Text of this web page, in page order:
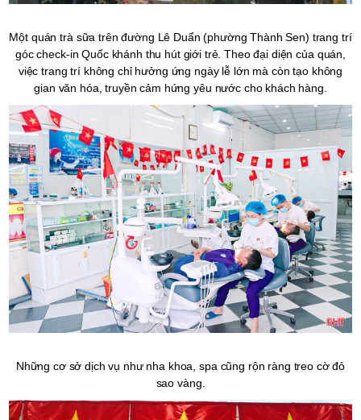
Một quán trà sữa trên đường Lê Duẩn (phường Thành Sen) trang trí
góc check-in Quốc khánh thu hút giới trẻ. Theo đại diện của quán,
việc trang trí không chỉ hưởng ứng ngày lễ lớn mà còn tạo không
gian văn hóa, truyền cảm hứng yêu nước cho khách hàng.
Những cơ sở dịch vụ như nha khoa, spa cũng rộn ràng treo cờ đỏ
sao vàng.